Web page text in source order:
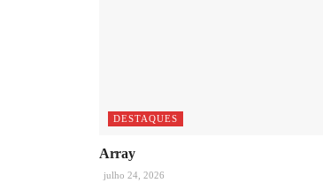
DESTAQUES
Array
julho 24, 2026